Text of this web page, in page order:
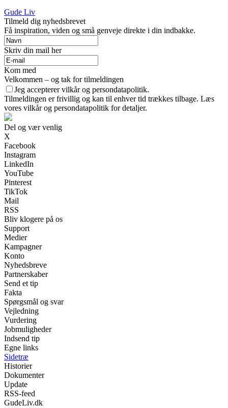
Gude Liv
Tilmeld dig nyhedsbrevet
Få inspiration, viden og små genveje direkte i din indbakke.
Skriv din mail her
Kom med
Velkommen – og tak for tilmeldingen
Jeg accepterer vilkår og persondatapolitik.
Tilmeldingen er frivillig og kan til enhver tid trækkes tilbage. Læs
vores vilkår og persondatapolitik for detaljer.
Del og vær venlig
X
Facebook
Instagram
LinkedIn
YouTube
Pinterest
TikTok
Mail
RSS
Bliv klogere på os
Support
Medier
Kampagner
Konto
Nyhedsbreve
Partnerskaber
Send et tip
Fakta
Spørgsmål og svar
Vejledning
Vurdering
Jobmuligheder
Indsend tip
Egne links
Sidetræ
Historier
Dokumenter
Update
RSS-feed
GudeLiv.dk